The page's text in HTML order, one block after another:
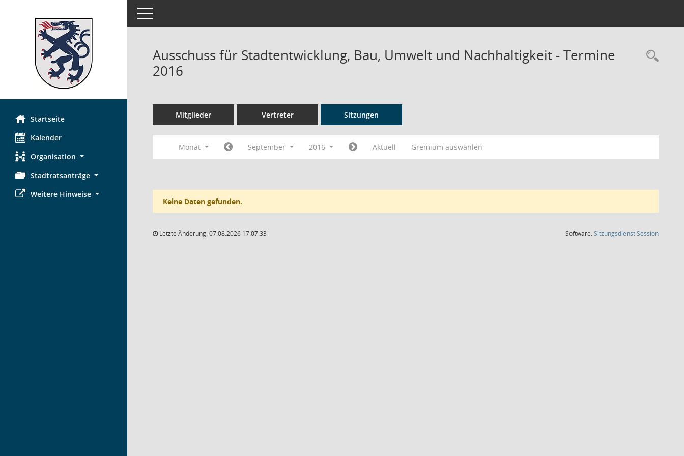
Startseite
Kalender
Organisation
Stadtratsanträge
Weitere Hinweise
Toggle navigation
Ausschuss für Stadtentwicklung, Bau, Umwelt und Nachhaltigkeit - Termine
2016
Mitglieder Vertreter Sitzungen
Monat September 2016 Aktuell Gremium auswählen
Keine Daten gefunden.
Letzte Änderung: 07.08.2026 17:07:33 Software:SitzungsdienstSession(Wird in